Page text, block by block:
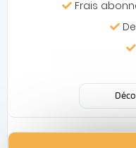
Frais